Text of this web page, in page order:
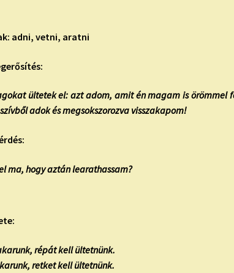
adni, vetni, aratni
ültetek el: azt adom, amit én magam is
adok és megsokszorozva visszakapom!
ma, hogy aztán learathassam?
répát kell ültetnünk.
retket kell ültetnünk.